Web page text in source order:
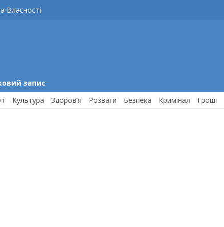
Власності
запис
Культура Здоров’я Розваги Безпека Кримінал Гроші